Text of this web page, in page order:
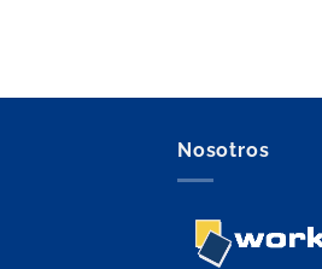
Nosotros